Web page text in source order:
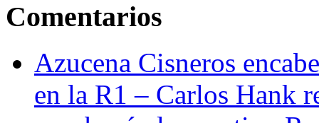
Comentarios
Azucena Cisneros
en la R1 – Carlos Hank